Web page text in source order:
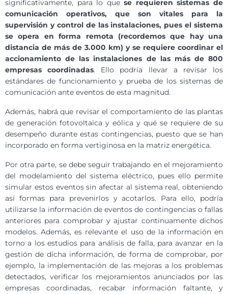
significativamente, para lo quese requieren sistemas de
comunicación operativos, que son vitales para la
supervisión y control de las instalaciones, pues el sistema
se opera en forma remota (recordemos que hay una
distancia de más de 3.000 km) y se requiere coordinar el
accionamiento de las instalaciones de las más de 800
empresas coordinadas. Ello podría llevar a revisar los
estándares de funcionamiento y prueba de los sistemas de
comunicación ante eventos de esta magnitud.
Además, habrá que revisar el comportamiento de las plantas
de generación fotovoltaica y eólica y qué se requiere de su
desempeño durante estas contingencias, puesto que se han
incorporado en forma vertiginosa en la matriz energética.
Por otra parte, se debe seguir trabajando en el mejoramiento
del modelamiento del sistema eléctrico, pues ello permite
simular estos eventos sin afectar al sistema real, obteniendo
así formas para prevenirlos y acotarlos. Para ello, podría
utilizarse la información de eventos de contingencias o fallas
anteriores para comprobar y ajustar continuamente dichos
modelos. Además, es relevante el uso de la información en
torno a los estudios para análisis de falla, para avanzar en la
gestión de dicha información, de forma de comprobar, por
ejemplo, la implementación de las mejoras a los problemas
detectados, verificar los mejoramientos anunciados por las
empresas coordinadas, recabar información faltante, y